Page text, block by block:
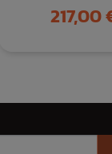
Prix
217,00